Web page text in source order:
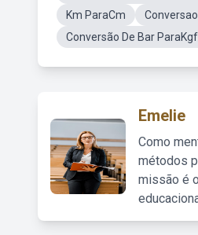
Km ParaCm
Conversão De Bar
Emelie
Como
métodos
missão é